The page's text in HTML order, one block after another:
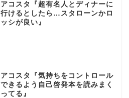
アコスタ『超有名人とディナーに
行けるとしたら…スタローンかロ
ッシが良い』
アコスタ『気持ちをコントロール
できるよう自己啓発本を読みまく
ってる』